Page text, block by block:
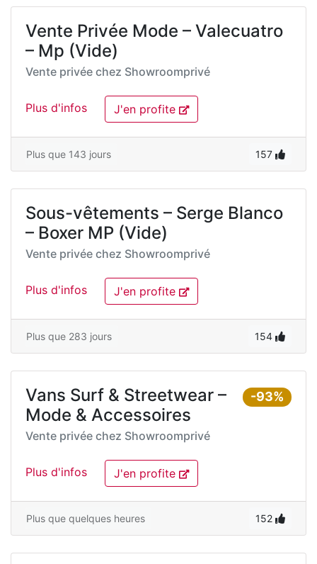
Vente Privée Mode – Valecuatro
– Mp (Vide)
Vente privée chez Showroomprivé
Plus d'infos J'en profite
Plus que 143 jours 157
Sous-vêtements – Serge Blanco
– Boxer MP (Vide)
Vente privée chez Showroomprivé
Plus d'infos J'en profite
Plus que 283 jours 154
-93%
Vans Surf & Streetwear –
Mode & Accessoires
Vente privée chez Showroomprivé
Plus d'infos J'en profite
Plus que quelques heures 152